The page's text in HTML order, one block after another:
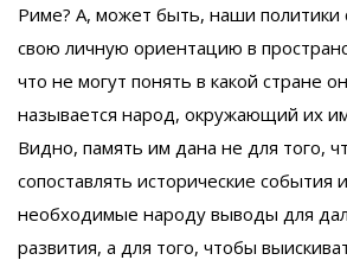
Риме? А, может быть, наши политики
свою личную ориентацию в
что не могут понять в какой стране
называется народ, окружающий их
Видно, память им дана не для того,
сопоставлять исторические события
необходимые народу выводы для
развития, а для того, чтобы